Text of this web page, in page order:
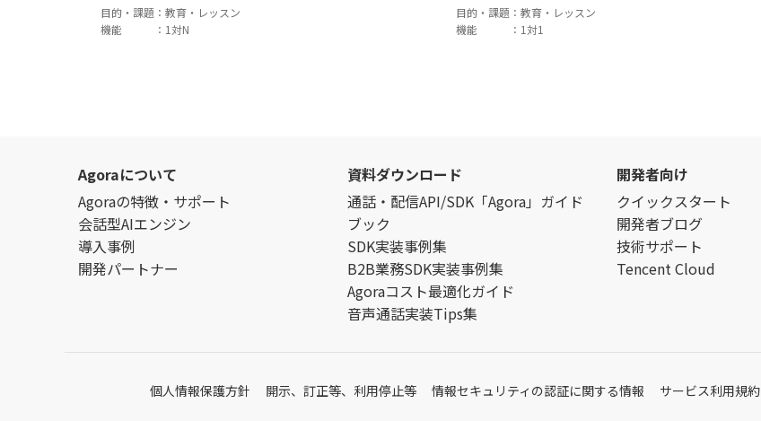
目的・課題 ： 教育・レッスン
機能
： 1対N
目的・課題： 教育・レッスン
機能
： 1対1
Agoraについて
Agoraの特徴・サポート
会話型AIエンジン
導入事例
開発パートナー
資料ダウンロード
通話・配信API/SDK「Agora」ガイド
ブック
SDK実装事例集
B2B業務SDK実装事例集
Agoraコスト最適化ガイド
音声通話実装Tips集
開発者向け
クイックスタート
開発者ブログ
技術サポート
Tencent Cloud
個人情報保護方針 開示、訂正等、利用停止等 情報セキュリティの認証に関する情報 サービス利用規約